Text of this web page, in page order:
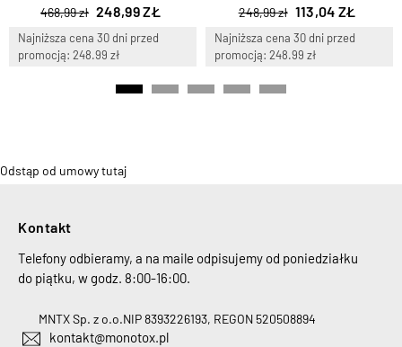
468,99 zł 248,99 ZŁ
Najniższa cena 30 dni przed
promocją: 248.99 zł
248,99 zł 113,04 ZŁ
Najniższa cena 30 dni przed
promocją: 248.99 zł
Odstąp od umowy tutaj
Kontakt
Telefony odbieramy, a na maile odpisujemy od poniedziałku
do piątku, w godz. 8:00-16:00.
MNTX Sp. z o.o.NIP 8393226193, REGON 520508894
kontakt@monotox.pl